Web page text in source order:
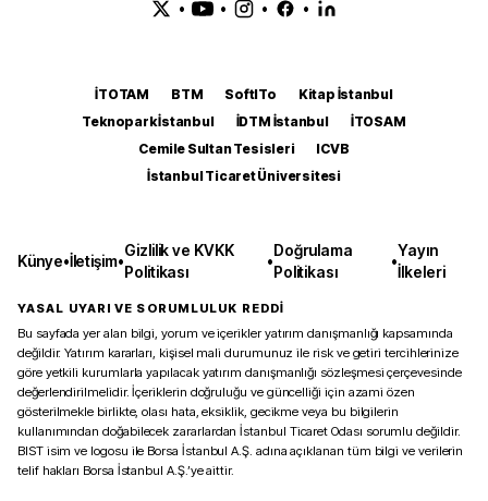
• • • •
İTOTAM BTM SoftITo
Kitap İstanbul
Teknopark İstanbul
İDTM İstanbul
İTOSAM
Cemile Sultan Tesisleri
ICVB
İstanbul Ticaret Üniversitesi
Künye•İletişim•
Gizlilik ve KVKK
Politikası
•
Doğrulama
Politikası
•
Yayın
İlkeleri
YASAL UYARI VE SORUMLULUK REDDİ
Bu sayfada yer alan bilgi, yorum ve içerikler yatırım danışmanlığı kapsamında
değildir. Yatırım kararları, kişisel mali durumunuz ile risk ve getiri tercihlerinize
göre yetkili kurumlarla yapılacak yatırım danışmanlığı sözleşmesi çerçevesinde
değerlendirilmelidir. İçeriklerin doğruluğu ve güncelliği için azami özen
gösterilmekle birlikte, olası hata, eksiklik, gecikme veya bu bilgilerin
kullanımından doğabilecek zararlardan İstanbul Ticaret Odası sorumlu değildir.
BIST isim ve logosu ile Borsa İstanbul A.Ş. adına açıklanan tüm bilgi ve verilerin
telif hakları Borsa İstanbul A.Ş.’ye aittir.